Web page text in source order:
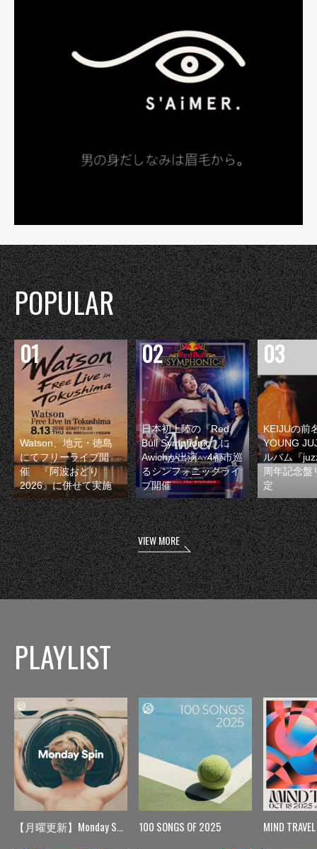
POPULAR
Watson、地元・徳島
にてフリーライブ開
催 『阿波おどり
2026』に併せて実施
日本初上陸の『Red
Bull Symphonic』に
Awichが出演 4都市巡
るシンフォニックライ
ブ開催
KEIJUの前
YOUNG
ルバム『
周年記念盤
定
VIEW MORE
PLAYLIST
【月曜更新】Monday Spin 100 SONGS OF 2025 MIND TRAVEL